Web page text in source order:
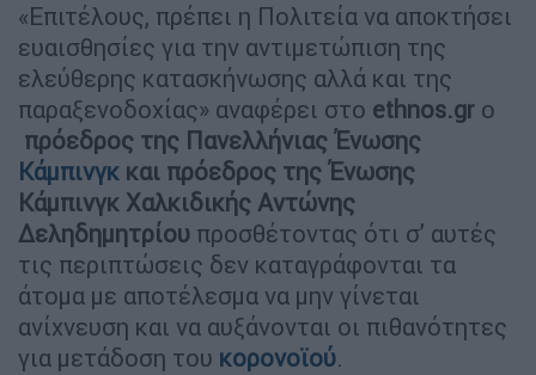
«Επιτέλους, πρέπει η Πολιτεία να αποκτήσει
ευαισθησίες για την αντιμετώπιση της
ελεύθερης κατασκήνωσης αλλά και της
παραξενοδοχίας» αναφέρει στο ethnos.gr ο
πρόεδρος της Πανελλήνιας Ένωσης
Κάμπινγκ και πρόεδρος της Ένωσης
Κάμπινγκ Χαλκιδικής Αντώνης
Δεληδημητρίου προσθέτοντας ότι σ’ αυτές
τις περιπτώσεις δεν καταγράφονται τα
άτομα με αποτέλεσμα να μην γίνεται
ανίχνευση και να αυξάνονται οι πιθανότητες
για μετάδοση του κορονοϊού.